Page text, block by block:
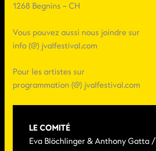
1268 Begnins – CH
Vous pouvez aussi nous joindre sur
info (@) jvalfestival.com
Pour les artistes sur
programmation (@) jvalfestival.com
LE COMITÉ
Eva Blöchlinger & Anthony Gatta /